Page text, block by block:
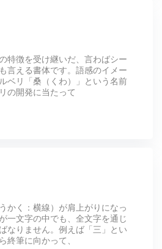
特徴を受け継いだ、言わばシー
言える書体です。語感のイメー
ベリ「桑（くわ）」という名前
の開発に当たって
かく：横線）が肩上がりになっ
一文字の中でも、全文字を通じ
なりません。例えば「三」とい
終筆に向かって、